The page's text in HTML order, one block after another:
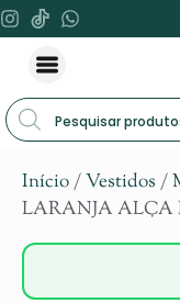
Início/Vestidos /
LARANJA ALÇA